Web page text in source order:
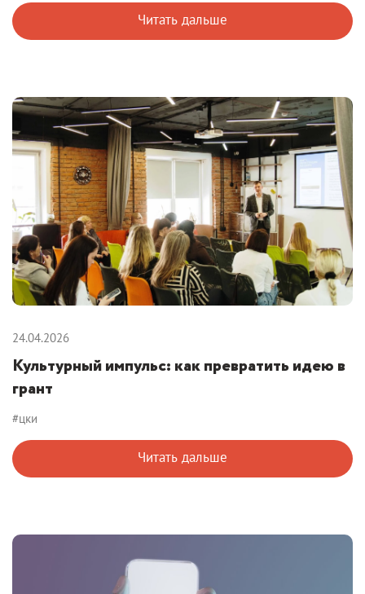
Читать дальше
24.04.2026
Культурный импульс: как превратить идею в
грант
#цки
Читать дальше